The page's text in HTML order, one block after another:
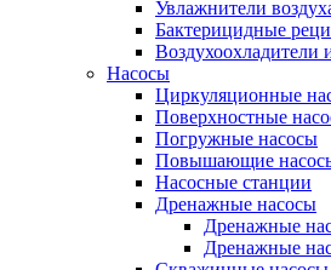
Увлажнители
Бактерицидные
Воздухоохладители
Насосы
Циркуляционные
Поверхностные
Погружные насосы
Повышающие
Насосные станции
Дренажные насосы
Дренажные
Дренажные